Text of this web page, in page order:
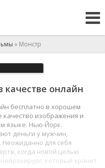
» Монстр
качестве онлайн
бесплатно в хорошем
качество изображения и
языке. Нью-Йорк.
деньги у мужчин,
для себя
когда новой целью
который хранит